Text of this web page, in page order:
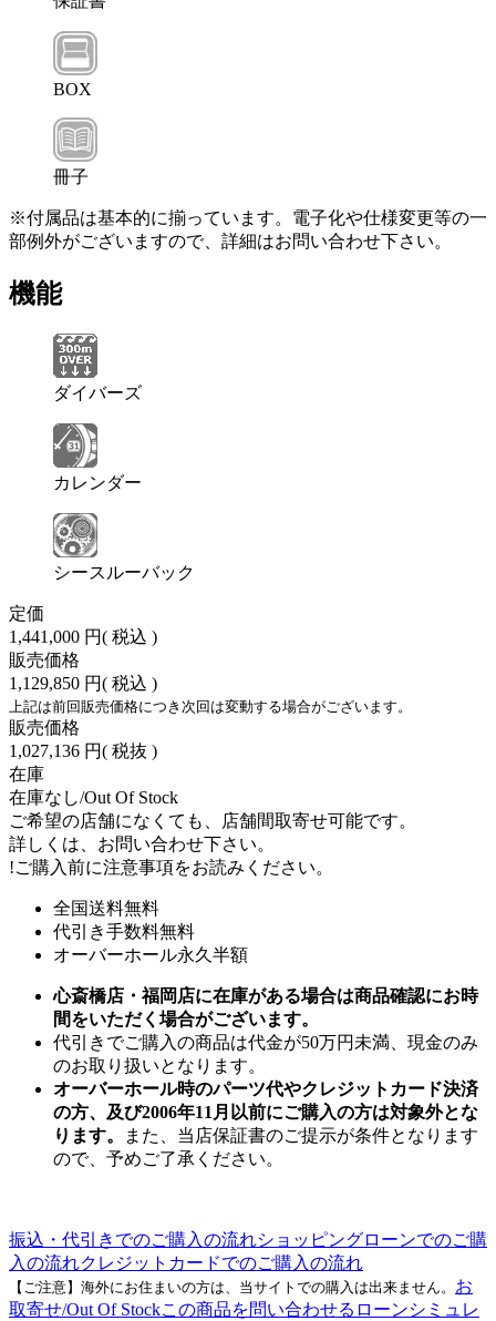
BOX
冊子
※付属品は基本的に揃っています。電子化や仕様変更等の一
部例外がございますので、詳細はお問い合わせ下さい。
機能
ダイバーズ
カレンダー
シースルーバック
定価
1,441,000 円( 税込 )
販売価格
1,129,850 円( 税込 )
上記は前回販売価格につき次回は変動する場合がございます。
販売価格
1,027,136 円( 税抜 )
在庫
在庫なし/Out Of Stock
ご希望の店舗になくても、店舗間取寄せ可能です。
詳しくは、お問い合わせ下さい。
!ご購入前に注意事項をお読みください。
全国送料無料
代引き手数料無料
オーバーホール永久半額
心斎橋店・福岡店に在庫がある場合は商品確認にお時
間をいただく場合がございます。
代引きでご購入の商品は代金が50万円未満、現金のみ
のお取り扱いとなります。
オーバーホール時のパーツ代やクレジットカード決済
の方、及び2006年11月以前にご購入の方は対象外とな
ります。
また、当店保証書のご提示が条件となります
ので、予めご了承ください。
振込・代引きでのご購入の流れショッピングローンでのご購
入の流れクレジットカードでのご購入の流れ
【ご注意】海外にお住まいの方は、当サイトでの購入は出来ません。 お
取寄せ/Out Of Stockこの商品を問い合わせる ローンシミュレ